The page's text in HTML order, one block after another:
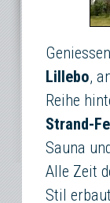
Lillebo,
Reihe
Strand-
Sauna
Alle Zeit
Stil